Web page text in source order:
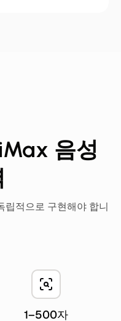
음성
립적으로 구현해야 합니
1–500자